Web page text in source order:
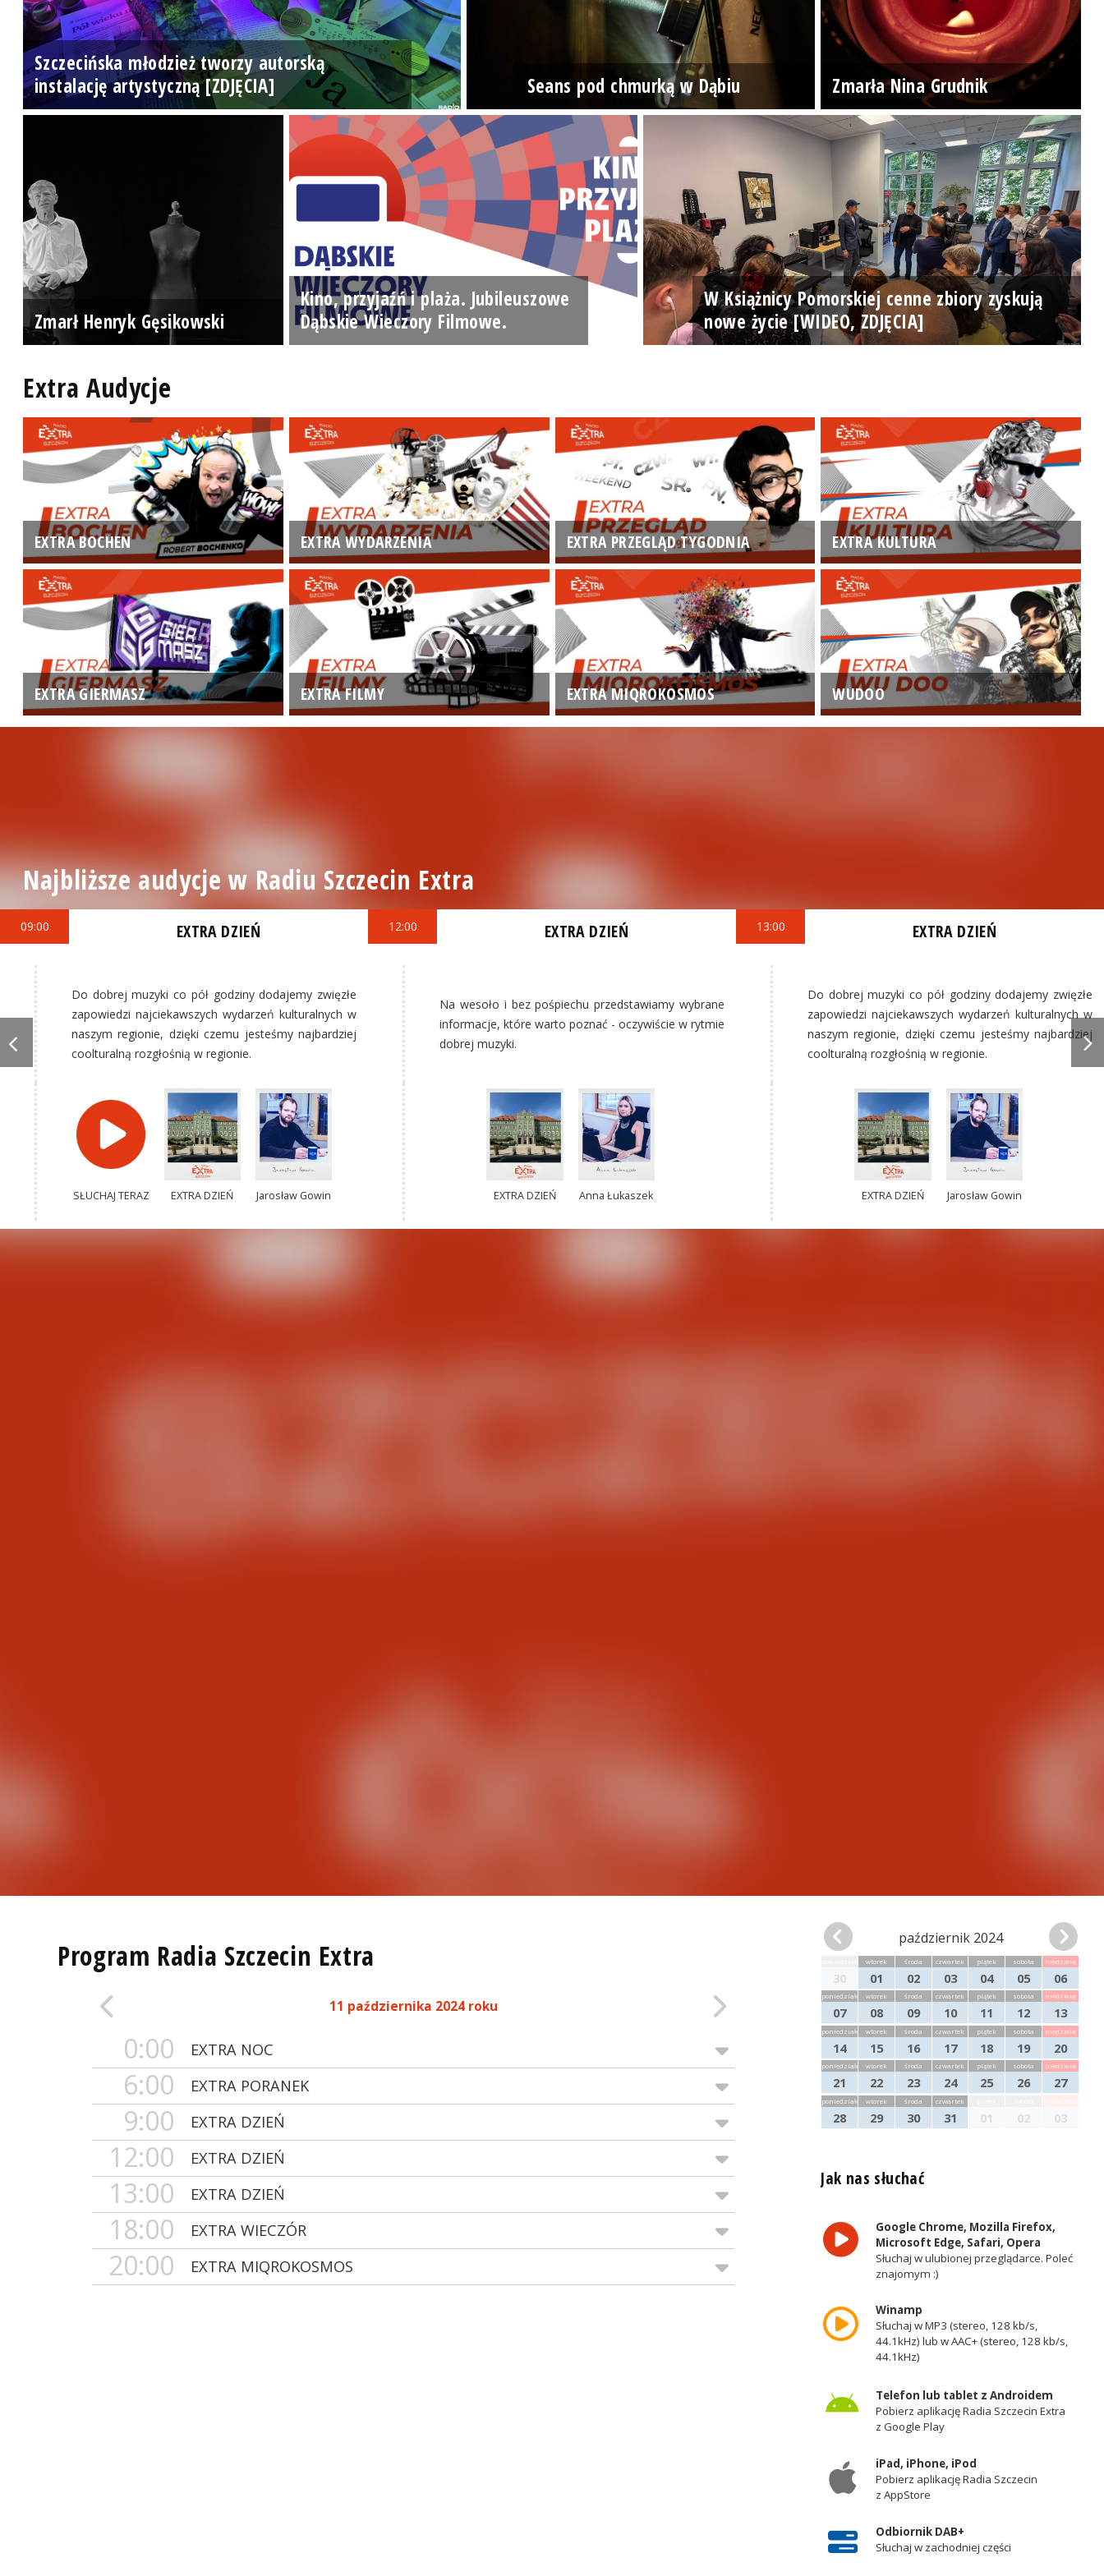
Szczecińska młodzież tworzy autorską
instalację artystyczną [ZDJĘCIA]
Seans pod chmurką w Dąbiu Zmarła Nina Grudnik
Zmarł Henryk Gęsikowski
Kino, przyjaźń i plaża. Jubileuszowe
Dąbskie Wieczory Filmowe.
W Książnicy Pomorskiej cenne zbiory zyskują
nowe życie [WIDEO, ZDJĘCIA]
Extra Audycje
EXTRA BOCHEN EXTRA WYDARZENIA EXTRA PRZEGLĄD TYGODNIA EXTRA KULTURA
EXTRA GIERMASZ EXTRA FILMY EXTRA MIQROKOSMOS WUDOO
Najbliższe audycje w Radiu Szczecin Extra
09:00 EXTRA DZIEŃ
Do dobrej muzyki co pół godziny dodajemy zwięzłe
zapowiedzi najciekawszych wydarzeń kulturalnych w
naszym regionie, dzięki czemu jesteśmy najbardziej
coolturalną rozgłośnią w regionie.
SŁUCHAJ TERAZ EXTRA DZIEŃ Jarosław Gowin
12:00 EXTRA DZIEŃ
Na wesoło i bez pośpiechu przedstawiamy wybrane
informacje, które warto poznać - oczywiście w rytmie
dobrej muzyki.
EXTRA DZIEŃ Anna Łukaszek
13:00 EXTRA DZIEŃ
Do dobrej muzyki co pół godziny dodajemy zwięzłe
zapowiedzi najciekawszych wydarzeń kulturalnych w
naszym regionie, dzięki czemu jesteśmy najbardziej
coolturalną rozgłośnią w regionie.
EXTRA DZIEŃ Jarosław Gowin
Program Radia Szczecin Extra
11 października 2024 roku
0:00 EXTRA NOC
6:00 EXTRA PORANEK
9:00 EXTRA DZIEŃ
12:00 EXTRA DZIEŃ
13:00 EXTRA DZIEŃ
18:00 EXTRA WIECZÓR
20:00 EXTRA MIQROKOSMOS
październik 2024
30
wtorek
01
środa
02
czwartek
03
piątek
04
sobota
05
niedziela
06
poniedziałek
07
wtorek
08
środa
09
czwartek
10
piątek
11
sobota
12
niedziela
13
poniedziałek
14
wtorek
15
środa
16
czwartek
17
piątek
18
sobota
19
niedziela
20
poniedziałek
21
wtorek
22
środa
23
czwartek
24
piątek
25
sobota
26
niedziela
27
poniedziałek
28
wtorek
29
środa
30
czwartek
31 01 02 03
Jak nas słuchać
Google Chrome, Mozilla Firefox,
Microsoft Edge, Safari, Opera
Słuchaj w ulubionej przeglądarce. Poleć
znajomym :)
Winamp
Słuchaj w MP3 (stereo, 128 kb/s,
44.1kHz) lub w AAC+ (stereo, 128 kb/s,
44.1kHz)
Telefon lub tablet z Androidem
Pobierz aplikację Radia Szczecin Extra
z Google Play
iPad, iPhone, iPod
Pobierz aplikację Radia Szczecin
z AppStore
Odbiornik DAB+
Słuchaj w zachodniej części